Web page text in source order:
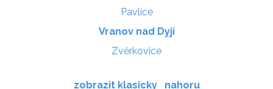
Pavlice
Vranov nad Dyjí
Zvěrkovice
zobrazit klasicky nahoru